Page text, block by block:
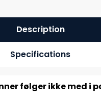
Description
Specifications
følger ikke med i